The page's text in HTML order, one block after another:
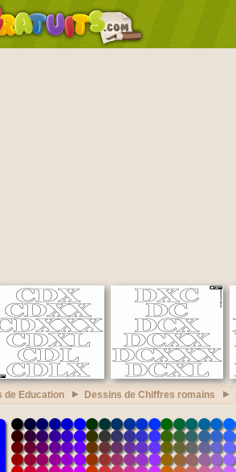
de Education Dessins de Chiffres romains